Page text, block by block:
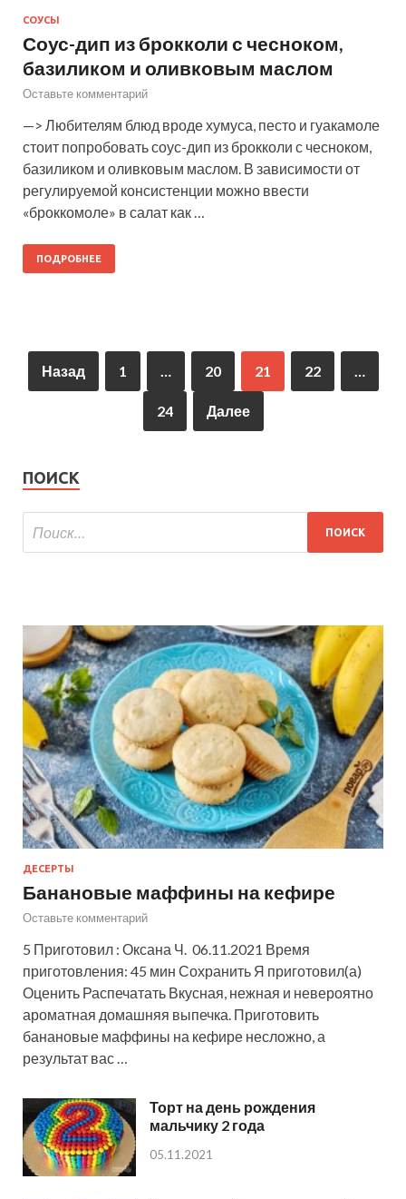
СОУСЫ
Соус-дип из брокколи с чесноком,
базиликом и оливковым маслом
Оставьте комментарий
—> Любителям блюд вроде хумуса, песто и гуакамоле
стоит попробовать соус-дип из брокколи с чесноком,
базиликом и оливковым маслом. В зависимости от
регулируемой консистенции можно ввести
«броккомоле» в салат как …
ПОДРОБНЕЕ
Назад 1 … 20 21 22 …
24 Далее
ПОИСК
ДЕСЕРТЫ
Банановые маффины на кефире
Оставьте комментарий
5 Приготовил : Оксана Ч. 06.11.2021 Время
приготовления: 45 мин Сохранить Я приготовил(а)
Оценить Распечатать Вкусная, нежная и невероятно
ароматная домашняя выпечка. Приготовить
банановые маффины на кефире несложно, а
результат вас …
Торт на день рождения
мальчику 2 года
05.11.2021